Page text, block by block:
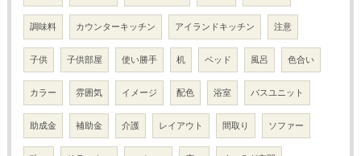
調味料 カウンターキッチン アイランドキッチン 注意
子供 子供部屋 使い勝手 机 ベッド 風呂 色合い
カラー 雰囲気 イメージ 配色 浴室 バスユニット
助成金 補助金 介護 レイアウト 間取り ソファー